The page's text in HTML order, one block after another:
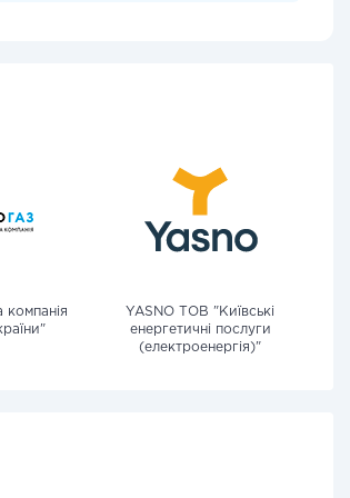
компанія
YASNO ТОВ "Київські
енергетичні послуги
(електроенергія)"